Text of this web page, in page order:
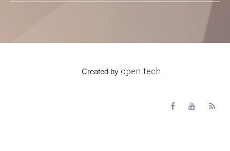
Created by open.tech